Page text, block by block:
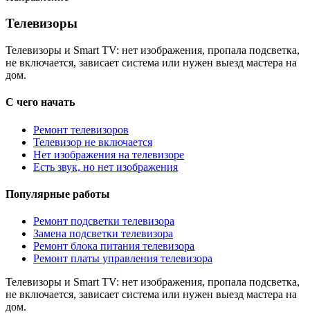
Телевизоры
Телевизоры и Smart TV: нет изображения, пропала подсветка,
не включается, зависает система или нужен выезд мастера на
дом.
С чего начать
Ремонт телевизоров
Телевизор не включается
Нет изображения на телевизоре
Есть звук, но нет изображения
Популярные работы
Ремонт подсветки телевизора
Замена подсветки телевизора
Ремонт блока питания телевизора
Ремонт платы управления телевизора
Телевизоры и Smart TV: нет изображения, пропала подсветка,
не включается, зависает система или нужен выезд мастера на
дом.